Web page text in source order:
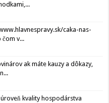
caka-nas-
čom v...
ak máte kauzy a dôkazy,
kvality hospodárstva